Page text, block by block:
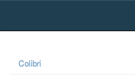
Skip
Colibri